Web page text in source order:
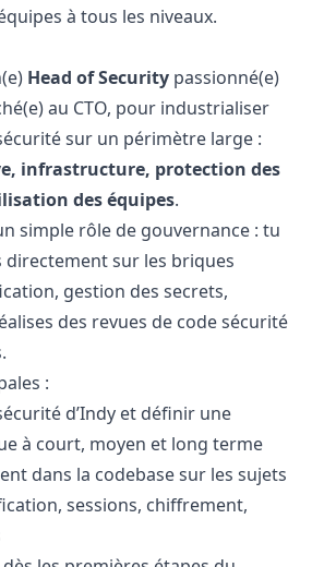
à tous les niveaux.
Head of Security passionné(e)
au CTO, pour industrialiser
sur un périmètre large :
infrastructure, protection des
des équipes.
simple rôle de gouvernance : tu
directement sur les briques
gestion des secrets,
des revues de code sécurité
:
d’Indy et définir une
à court, moyen et long terme
dans la codebase sur les sujets
sessions, chiffrement,